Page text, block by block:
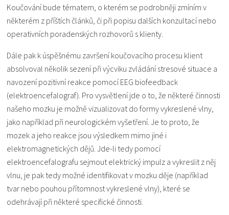
Koučování bude tématem, o kterém se podrobněji zmíním v
některém z příštích článků, či při popisu dalších konzultací nebo
operativních poradenských rozhovorů s klienty.
Dále pak k úspěšnému završení koučovacího procesu klient
absolvoval několik sezení při výcviku zvládání stresové situace a
navození pozitivní reakce pomocí EEG biofeedback
(elektroencefalograf). Pro vysvětlení jde o to, že některé činnosti
našeho mozku je možně vizualizovat do formy vykreslené vlny,
jako například při neurologickém vyšetření. Je to proto, že
mozek a jeho reakce jsou výsledkem mimo jiné i
elektromagnetických dějů. Jde-li tedy pomocí
elektroencefalografu sejmout elektrický impulz a vykreslit z něj
vlnu, je pak tedy možné identifikovat v mozku děje (například
tvar nebo pouhou přítomnost vykreslené vlny), které se
odehrávají při některé specifické činnosti.